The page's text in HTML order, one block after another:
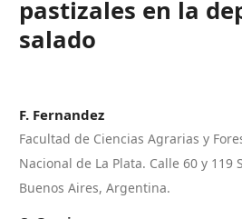
pastizales en la
salado
F. Fernandez
Facultad de Ciencias Agrarias y
Nacional de La Plata. Calle 60 y 119
Buenos Aires, Argentina.